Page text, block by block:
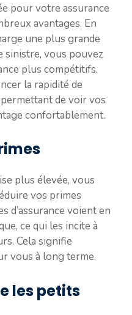
pour votre assurance
avantages. En
une plus grande
sinistre, vous pouvez
plus compétitifs.
la rapidité de
de voir vos
confortablement.
plus élevée, vous
vos primes
d’assurance voient en
ce qui les incite à
Cela signifie
vous à long terme.
les petits